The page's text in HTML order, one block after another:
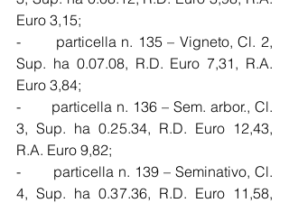
Euro 3,15;
-       particella n. 135 – Vigneto, Cl. 2,
Sup. ha 0.07.08, R.D. Euro 7,31, R.A.
Euro 3,84;
-       particella n. 136 – Sem. arbor., Cl.
3, Sup. ha 0.25.34, R.D. Euro 12,43,
R.A. Euro 9,82;
-       particella n. 139 – Seminativo, Cl.
4, Sup. ha 0.37.36, R.D. Euro 11,58,